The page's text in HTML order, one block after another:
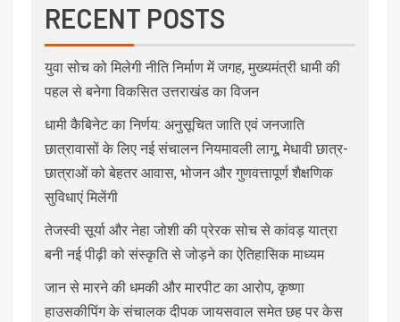
RECENT POSTS
युवा सोच को मिलेगी नीति निर्माण में जगह, मुख्यमंत्री धामी की
पहल से बनेगा विकसित उत्तराखंड का विजन
धामी कैबिनेट का निर्णय: अनुसूचित जाति एवं जनजाति
छात्रावासों के लिए नई संचालन नियमावली लागू, मेधावी छात्र-
छात्राओं को बेहतर आवास, भोजन और गुणवत्तापूर्ण शैक्षणिक
सुविधाएं मिलेंगी
तेजस्वी सूर्या और नेहा जोशी की प्रेरक सोच से कांवड़ यात्रा
बनी नई पीढ़ी को संस्कृति से जोड़ने का ऐतिहासिक माध्यम
जान से मारने की धमकी और मारपीट का आरोप, कृष्णा
हाउसकीपिंग के संचालक दीपक जायसवाल समेत छह पर केस